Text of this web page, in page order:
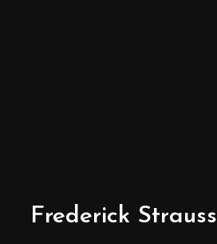
Frederick Strauss